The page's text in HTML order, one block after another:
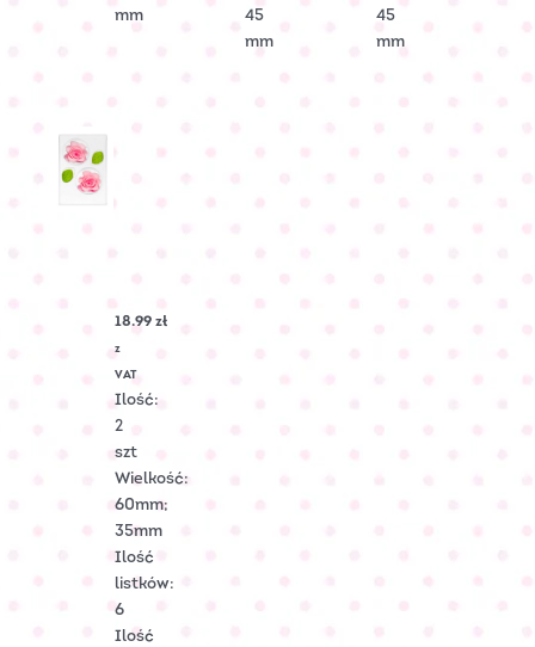
mm
45
mm
45
mm
Różowa
Nr
2103
18.99 zł
z
VAT
Ilość:
2
szt
Wielkość:
60mm;
35mm
Ilość
listków:
6
Ilość